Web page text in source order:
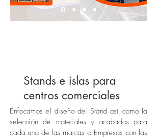
Stands e islas para
centros comerciales
Enfocamos el diseño del Stand así como la
selección de materiales y acabados para
cada una de las marcas o Empresas con las